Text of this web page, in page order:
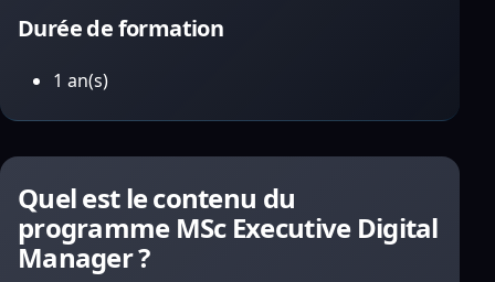
Durée de formation
1 an(s)
Quel est le contenu du
programme MSc Executive Digital
Manager ?